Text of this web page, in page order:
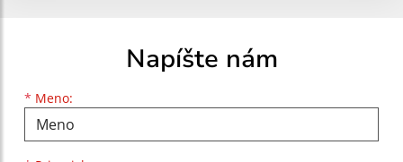
Napíšte nám
* Meno:
Meno
Priezvisko
E-mailová adresa